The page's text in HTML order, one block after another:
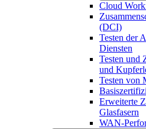
Cloud
(DCI)
Testen der
Diensten
Testen und
und
Testen von
Erweiterte
Glasfasern
WAN-